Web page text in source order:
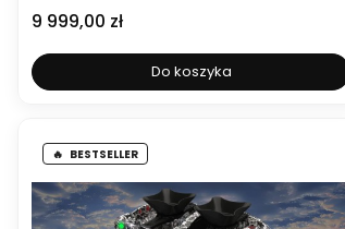
Cena
9 999,00 zł
Do koszyka
BESTSELLER